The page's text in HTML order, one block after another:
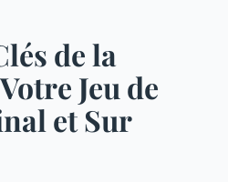
de la
Jeu de
et Sur